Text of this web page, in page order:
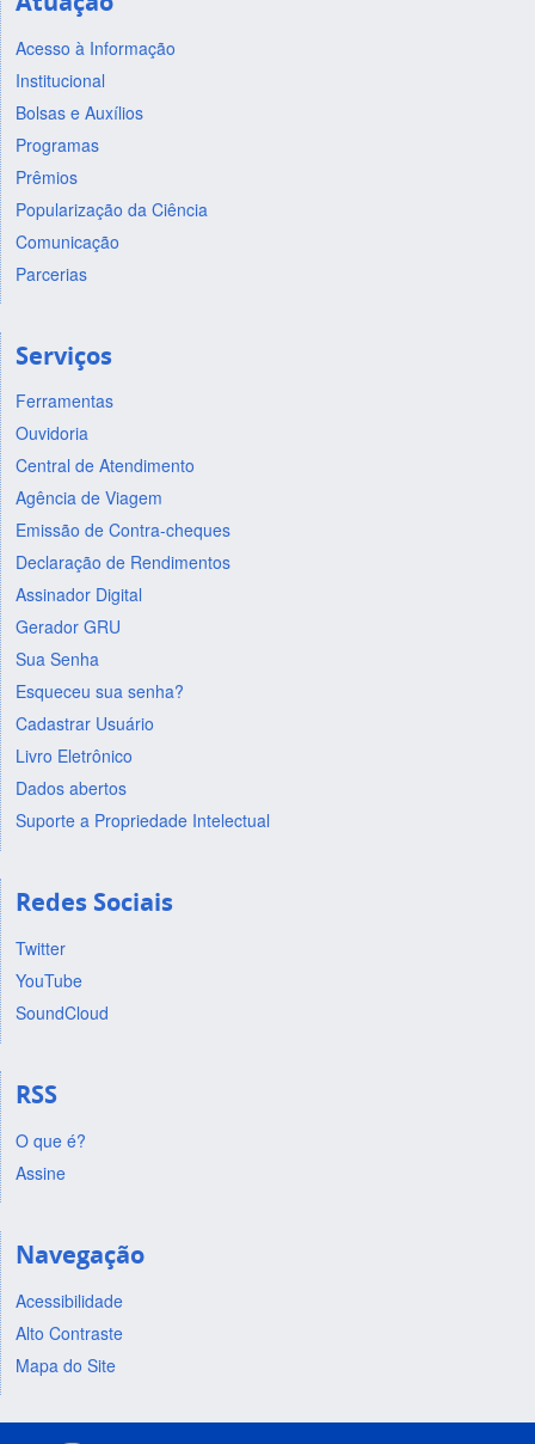
Acesso à Informação
Institucional
Bolsas e Auxílios
Programas
Prêmios
Popularização da Ciência
Comunicação
Parcerias
Serviços
Ferramentas
Ouvidoria
Central de Atendimento
Agência de Viagem
Emissão de Contra-cheques
Declaração de Rendimentos
Assinador Digital
Gerador GRU
Sua Senha
Esqueceu sua senha?
Cadastrar Usuário
Livro Eletrônico
Dados abertos
Suporte a Propriedade Intelectual
Redes Sociais
Twitter
YouTube
SoundCloud
RSS
O que é?
Assine
Navegação
Acessibilidade
Alto Contraste
Mapa do Site